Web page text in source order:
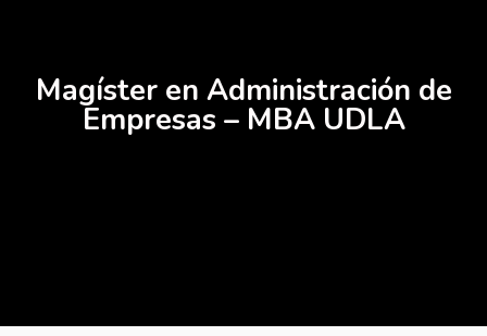
Magíster en Administración de
Empresas – MBA UDLA